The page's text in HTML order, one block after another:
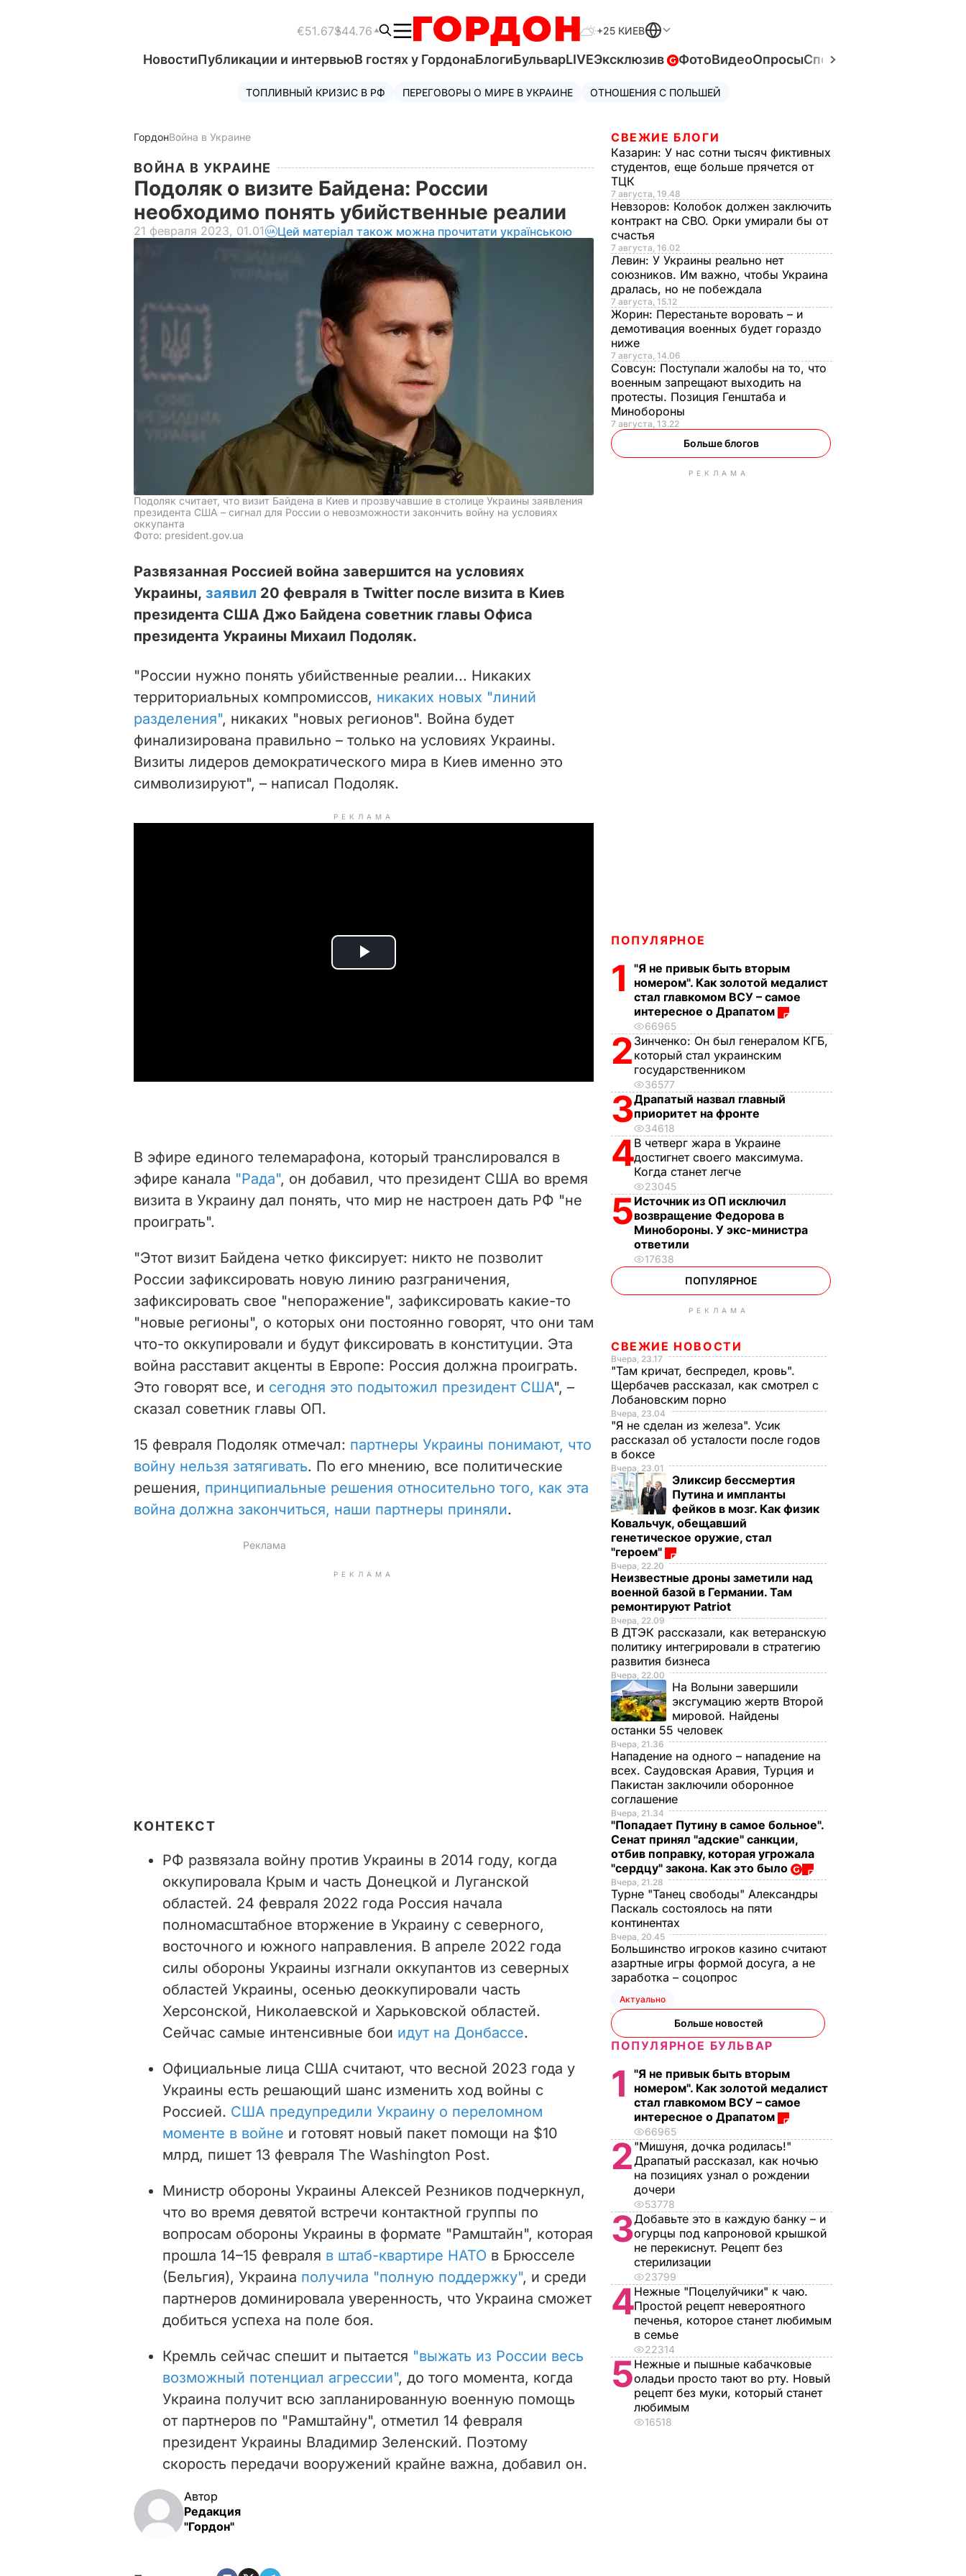
€51.67$44.76 +25 КИЕВ
НовостиПубликации и интервьюВ гостях у ГордонаБлогиБульварLIVEЭксклюзив ФотоВидеоОпросыСпецпроекты
ТОПЛИВНЫЙ КРИЗИС В РФ ПЕРЕГОВОРЫ О МИРЕ В УКРАИНЕ ОТНОШЕНИЯ С ПОЛЬШЕЙ
ГордонВойна в Украине
ВОЙНА В УКРАИНЕ
Подоляк о визите Байдена: России
необходимо понять убийственные реалии
21 февраля 2023, 01.01 Цей матеріал також можна прочитати українською
Подоляк считает, что визит Байдена в Киев и прозвучавшие в столице Украины заявления
президента США – сигнал для России о невозможности закончить войну на условиях
оккупанта
Фото: president.gov.uа
Развязанная Россией война завершится на условиях
Украины, заявил 20 февраля в Twitter после визита в Киев
президента США Джо Байдена советник главы Офиса
президента Украины Михаил Подоляк.
"России нужно понять убийственные реалии... Никаких
территориальных компромиссов, никаких новых "линий
разделения", никаких "новых регионов". Война будет
финализирована правильно – только на условиях Украины.
Визиты лидеров демократического мира в Киев именно это
символизируют", – написал Подоляк.
РЕКЛАМА
P
d
e
В эфире единого телемарафона, который транслировался в
эфире канала "Рада", он добавил, что президент США во время
визита в Украину дал понять, что мир не настроен дать РФ "не
проиграть".
"Этот визит Байдена четко фиксирует: никто не позволит
России зафиксировать новую линию разграничения,
зафиксировать свое "непоражение", зафиксировать какие-то
"новые регионы", о которых они постоянно говорят, что они там
что-то оккупировали и будут фиксировать в конституции. Эта
война расставит акценты в Европе: Россия должна проиграть.
Это говорят все, и сегодня это подытожил президент США", –
сказал советник главы ОП.
15 февраля Подоляк отмечал: партнеры Украины понимают, что
войну нельзя затягивать. По его мнению, все политические
решения, принципиальные решения относительно того, как эта
война должна закончиться, наши партнеры приняли.
РЕКЛАМА
КОНТЕКСТ
РФ развязала войну против Украины в 2014 году, когда
оккупировала Крым и часть Донецкой и Луганской
областей. 24 февраля 2022 года Россия начала
полномасштабное вторжение в Украину с северного,
восточного и южного направления. В апреле 2022 года
силы обороны Украины изгнали оккупантов из северных
областей Украины, осенью деоккупировали часть
Херсонской, Николаевской и Харьковской областей.
Сейчас самые интенсивные бои идут на Донбассе.
Официальные лица США считают, что весной 2023 года у
Украины есть решающий шанс изменить ход войны с
Россией. США предупредили Украину о переломном
моменте в войне и готовят новый пакет помощи на $10
млрд, пишет 13 февраля The Washington Post.
Министр обороны Украины Алексей Резников подчеркнул,
что во время девятой встречи контактной группы по
вопросам обороны Украины в формате "Рамштайн", которая
прошла 14–15 февраля в штаб-квартире НАТО в Брюсселе
(Бельгия), Украина получила "полную поддержку", и среди
партнеров доминировала уверенность, что Украина сможет
добиться успеха на поле боя.
Кремль сейчас спешит и пытается "выжать из России весь
возможный потенциал агрессии", до того момента, когда
Украина получит всю запланированную военную помощь
от партнеров по "Рамштайну", отметил 14 февраля
президент Украины Владимир Зеленский. Поэтому
скорость передачи вооружений крайне важна, добавил он.
Автор
Редакция
"Гордон"
СВЕЖИЕ БЛОГИ
Казарин: У нас сотни тысяч фиктивных
студентов, еще больше прячется от
ТЦК
7 августа, 19.48
Невзоров: Колобок должен заключить
контракт на СВО. Орки умирали бы от
счастья
7 августа, 16.02
Левин: У Украины реально нет
союзников. Им важно, чтобы Украина
дралась, но не побеждала
7 августа, 15.12
Жорин: Перестаньте воровать – и
демотивация военных будет гораздо
ниже
7 августа, 14.06
Совсун: Поступали жалобы на то, что
военным запрещают выходить на
протесты. Позиция Генштаба и
Минобороны
7 августа, 13.22
Больше блогов
РЕКЛАМА
ПОПУЛЯРНОЕ
1
"Я не привык быть вторым
номером". Как золотой медалист
стал главкомом ВСУ – самое
интересное о Драпатом
66965
2 Зинченко: Он был генералом КГБ,
который стал украинским
государственником
36577
3Драпатый назвал главный
приоритет на фронте
34618
4В четверг жара в Украине
достигнет своего максимума.
Когда станет легче
23045
5Источник из ОП исключил
возвращение Федорова в
Минобороны. У экс-министра
ответили
17638
ПОПУЛЯРНОЕ
РЕКЛАМА
СВЕЖИЕ НОВОСТИ
Вчера, 23.17
"Там кричат, беспредел, кровь".
Щербачев рассказал, как смотрел с
Лобановским порно
Вчера, 23.04
"Я не сделан из железа". Усик
рассказал об усталости после годов
в боксе
Вчера, 23.01
Эликсир бессмертия
Путина и импланты
фейков в мозг. Как физик
Ковальчук, обещавший
генетическое оружие, стал
"героем"
Вчера, 22.20
Неизвестные дроны заметили над
военной базой в Германии. Там
ремонтируют Patriot
Вчера, 22.09
В ДТЭК рассказали, как ветеранскую
политику интегрировали в стратегию
развития бизнеса
Вчера, 22.00
На Волыни завершили
эксгумацию жертв Второй
мировой. Найдены
останки 55 человек
Вчера, 21.36
Нападение на одного – нападение на
всех. Саудовская Аравия, Турция и
Пакистан заключили оборонное
соглашение
Вчера, 21.34
"Попадает Путину в самое больное".
Сенат принял "адские" санкции,
отбив поправку, которая угрожала
"сердцу" закона. Как это было
Вчера, 21.28
Турне "Танец свободы" Александры
Паскаль состоялось на пяти
континентах
Вчера, 20.45
Большинство игроков казино считают
азартные игры формой досуга, а не
заработка – соцопрос
Актуально
Больше новостей
ПОПУЛЯРНОЕ БУЛЬВАР
1
"Я не привык быть вторым
номером". Как золотой медалист
стал главкомом ВСУ – самое
интересное о Драпатом
66965
2 "Мишуня, дочка родилась!"
Драпатый рассказал, как ночью
на позициях узнал о рождении
дочери
53778
3Добавьте это в каждую банку – и
огурцы под капроновой крышкой
не перекиснут. Рецепт без
стерилизации
23799
4Нежные "Поцелуйчики" к чаю.
Простой рецепт невероятного
печенья, которое станет любимым
в семье
22314
5Нежные и пышные кабачковые
оладьи просто тают во рту. Новый
рецепт без муки, который станет
любимым
16518